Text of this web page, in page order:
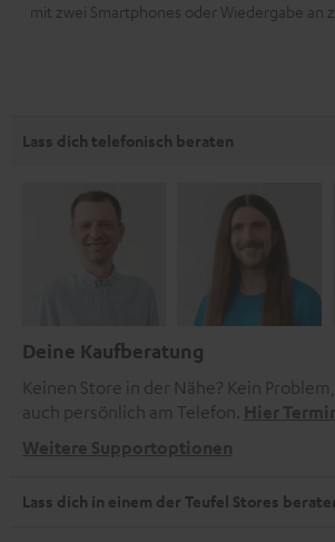
mit zwei Smartphones oder Wiedergabe an
Lass dich telefonisch beraten
Deine Kaufberatung
Keinen Store in der Nähe? Kein
auch persönlich am Telefon. Hier
Weitere Supportoptionen
Lass dich in einem der Teufel Stores